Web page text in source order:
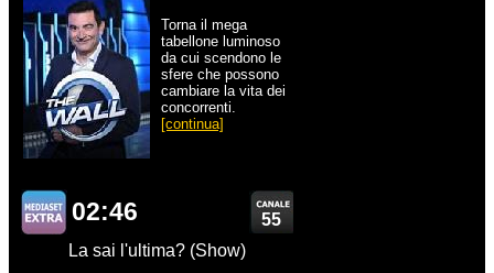
Torna il mega
tabellone luminoso
da cui scendono le
sfere che possono
cambiare la vita dei
concorrenti.
[continua]
02:46
55
La sai l'ultima? (Show)